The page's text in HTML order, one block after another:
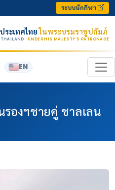
ระบบนักกีฬา
ระเทศไทยในพระบรมราชูปถัมภ์
· UNDER HIS MAJESTY’S PATRONAGE
EN
องฯชายคู่ ชาลเลน